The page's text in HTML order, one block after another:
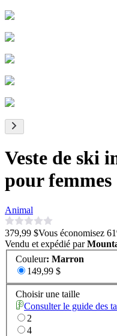
Veste de ski
pour femmes
Animal
379,99 $Vous économisez 61
Vendu et expédié par
Couleur: Marron
149,99 $
Choisir une taille
Consulter le guide des
2
4